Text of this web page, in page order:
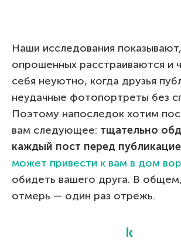
Наши исследования
опрошенных расстраиваются и
себя неуютно, когда друзья
неудачные фотопортреты без
Поэтому напоследок хотим
вам следующее: тщательно
каждый пост перед
может привести к вам в дом
обидеть вашего друга. В
отмерь — один раз отрежь.